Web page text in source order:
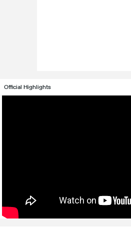
Official Highlights